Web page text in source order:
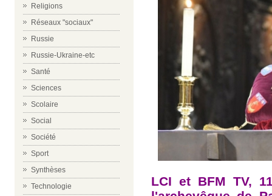
Religions
Réseaux "sociaux"
Russie
Russie-Ukraine-etc
Santé
Sciences
Scolaire
Social
Société
Sport
Synthèses
Technologie
LCI et BFM TV,